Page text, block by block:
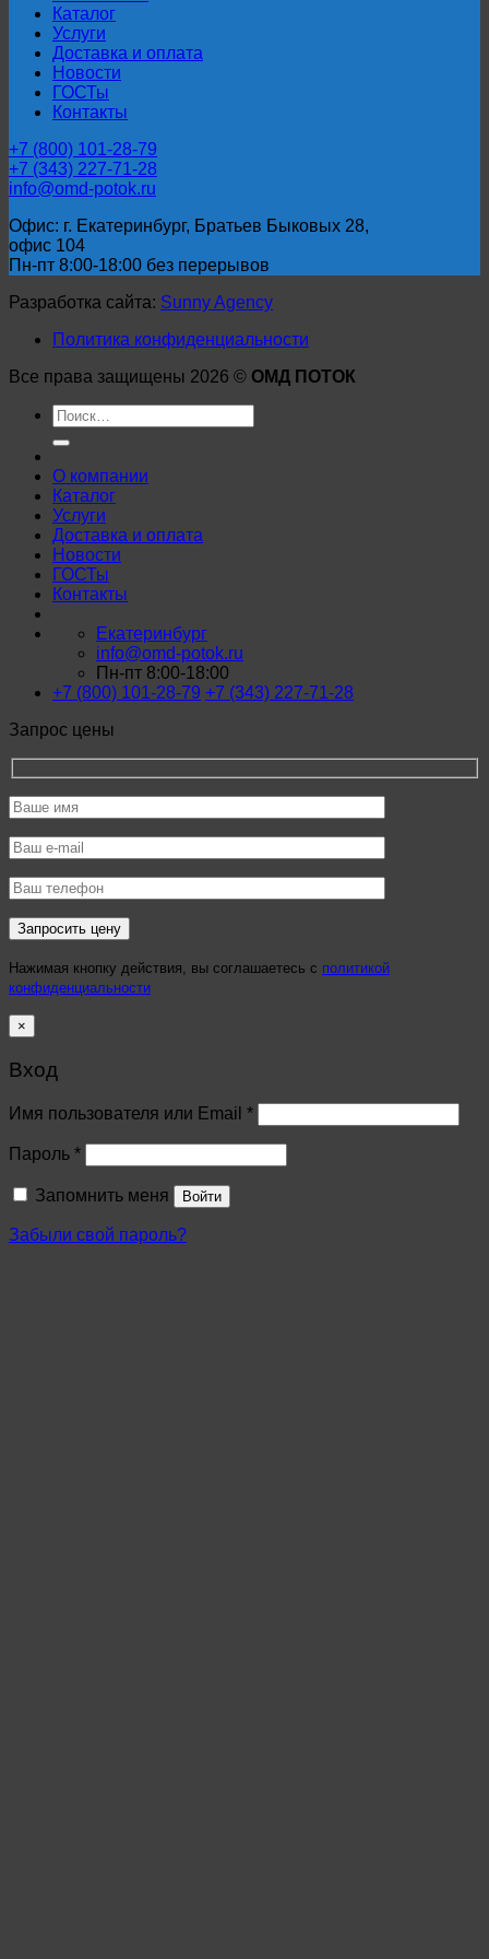
Каталог
Услуги
Доставка и оплата
Новости
ГОСТы
Контакты
+7 (800) 101-28-79
+7 (343) 227-71-28
info@omd-potok.ru
Офис: г. Екатеринбург, Братьев Быковых 28,
офис 104
Пн-пт 8:00-18:00 без перерывов
Разработка сайта: Sunny Agency
Политика конфиденциальности
Все права защищены 2026 © ОМД ПОТОК
Искать:
О компании
Каталог
Услуги
Доставка и оплата
Новости
ГОСТы
Контакты
Екатеринбург
info@omd-potok.ru
Пн-пт 8:00-18:00
+7 (800) 101-28-79 +7 (343) 227-71-28
Запрос цены
Нажимая кнопку действия, вы соглашаетесь с политикой
конфиденциальности
×
Вход
Имя пользователя или Email *
Пароль *
Запомнить меня Войти
Забыли свой пароль?